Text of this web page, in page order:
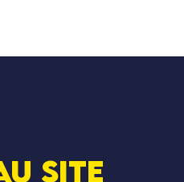
SITE